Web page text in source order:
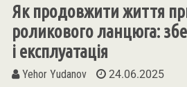
Як продовжити життя
роликового ланцюга:
і експлуатація
Yehor Yudanov 24.06.2025